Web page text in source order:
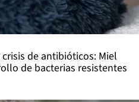
de antibióticos: Miel
de bacterias resistentes